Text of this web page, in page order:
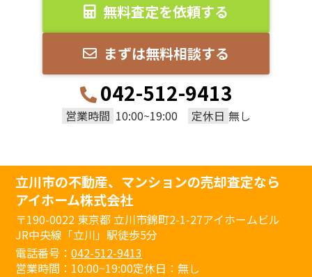
無料査定を依頼する
まずは無料相談する
042-512-9413
営業時間 10:00~19:00 定休日 無し
立川市の不動産、マンションの売却査定なら
アイホーム株式会社
〒190-0022 東京都 立川市錦町2-1-27アイホームビル
JR中央線「立川」駅徒歩5分
電話番号：042-512-9413
営業時間：10:00~19:00定休日：無し